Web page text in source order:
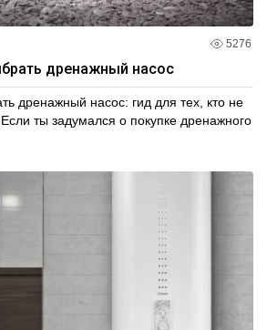
5276
дренажный насос
дренажный насос: гид для тех, кто не
ты задумался о покупке дренажного